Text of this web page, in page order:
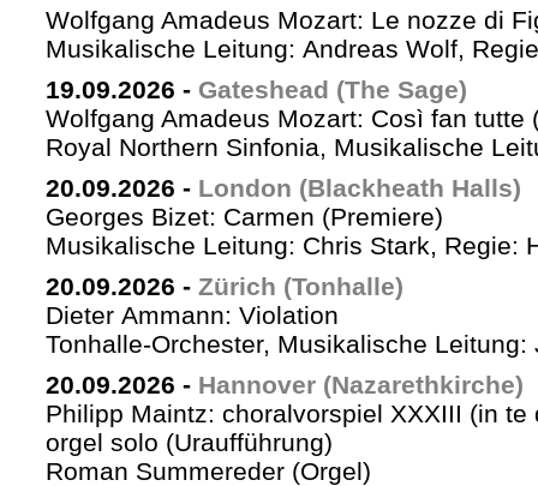
Wolfgang Amadeus Mozart: Le nozze di
Musikalische Leitung: Andreas Wolf,
19.09.2026 - Gateshead (The Sage)
Wolfgang Amadeus Mozart: Così fan tutte
Royal Northern Sinfonia, Musikalische
20.09.2026 - London (Blackheath Halls)
Georges Bizet: Carmen (Premiere)
Musikalische Leitung: Chris Stark, Regie:
20.09.2026 - Zürich (Tonhalle)
Dieter Ammann: Violation
Tonhalle-Orchester, Musikalische Leitung:
20.09.2026 - Hannover (Nazarethkirche)
Philipp Maintz: choralvorspiel XXXIII (in te
orgel solo (Uraufführung)
Roman Summereder (Orgel)